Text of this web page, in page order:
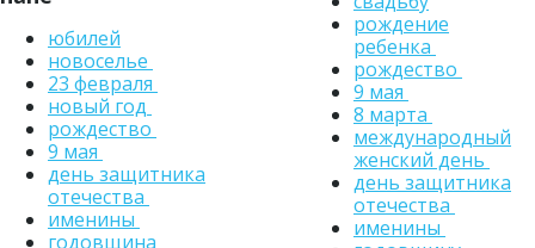
юбилей
новоселье
23 февраля
новый год
рождество
9 мая
день защитника
отечества
именины
годовщина
рождение
ребенка
рождество
9 мая
8 марта
международный
женский день
день защитника
отечества
именины